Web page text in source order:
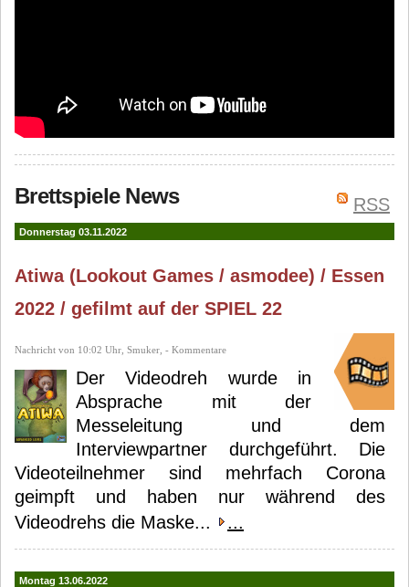
RSS
Brettspiele News
Donnerstag 03.11.2022
Atiwa (Lookout Games / asmodee) / Essen
2022 / gefilmt auf der SPIEL 22
Nachricht von 10:02 Uhr, Smuker, - Kommentare
Der Videodreh wurde in
Absprache mit der
Messeleitung und dem
Interviewpartner durchgeführt. Die
Videoteilnehmer sind mehrfach Corona
geimpft und haben nur während des
Videodrehs die Maske...
...
Montag 13.06.2022